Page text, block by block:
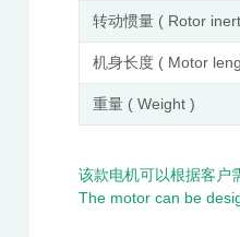
转动惯量 ( Rotor
机身长度 ( Motor
重量 ( Weight )
该款电机可以根据客户
The motor can be